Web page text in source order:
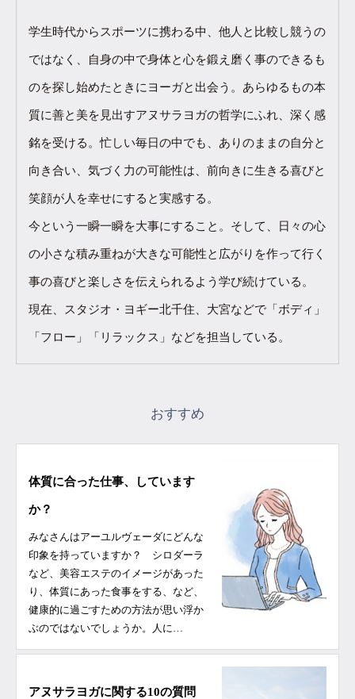
学生時代からスポーツに携わる中、他人と比較し競うの
ではなく、自身の中で身体と心を鍛え磨く事のできるも
のを探し始めたときにヨーガと出会う。あらゆるもの本
質に善と美を見出すアヌサラヨガの哲学にふれ、深く感
銘を受ける。忙しい毎日の中でも、ありのままの自分と
向き合い、気づく力の可能性は、前向きに生きる喜びと
笑顔が人を幸せにすると実感する。
今という一瞬一瞬を大事にすること。そして、日々の心
の小さな積み重ねが大きな可能性と広がりを作って行く
事の喜びと楽しさを伝えられるよう学び続けている。
現在、スタジオ・ヨギー北千住、大宮などで「ボディ」
「フロー」「リラックス」などを担当している。
おすすめ
体質に合った仕事、しています
か？
みなさんはアーユルヴェーダにどんな
印象を持っていますか？ シロダーラ
など、美容エステのイメージがあった
り、体質にあった食事をする、など、
健康的に過ごすための方法が思い浮か
ぶのではないでしょうか。人に…
アヌサラヨガに関する10の質問